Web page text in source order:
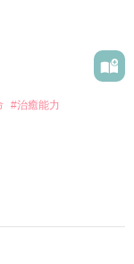
ました♪
#治癒能力